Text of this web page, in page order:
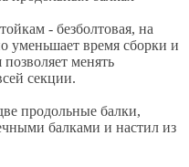
- безболтовая, на
уменьшает время сборки и
менять
секции.
продольные балки,
балками и настил из